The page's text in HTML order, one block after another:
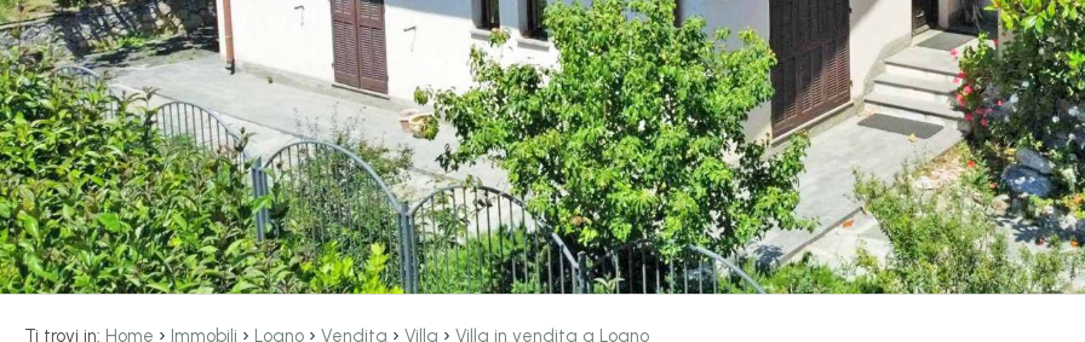
Ti trovi in: Home › Immobili › Loano › Vendita › Villa › Villa in vendita a Loano
case
Blog
Contatti
Preferiti
(0)
Qualsiasi
Residenziali
Terreni